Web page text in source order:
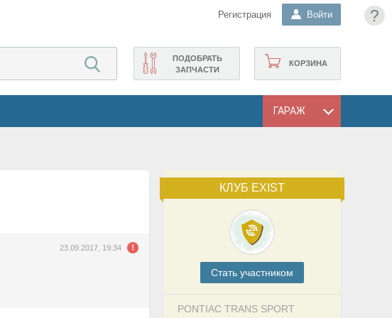
?
Регистрация Войти
КОРЗИНА
ПОДОБРАТЬ
ЗАПЧАСТИ
ГАРАЖ
КЛУБ EXIST
Cтать участником
PONTIAC TRANS SPORT
23.09.2017, 19:34